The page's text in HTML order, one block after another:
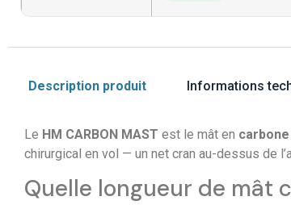
Description produit Informations
Le HM CARBON MAST est le mât en
chirurgical en vol — un net cran au-dessus de
Quelle longueur de mât